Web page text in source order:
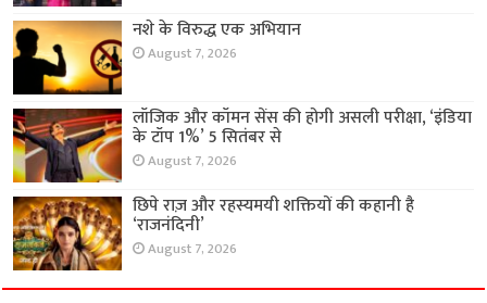
नशे के विरुद्ध एक अभियान
August 7, 2026
लॉजिक और कॉमन सेंस की होगी असली परीक्षा, ‘इंडिया
के टॉप 1%’ 5 सितंबर से
August 7, 2026
छिपे राज़ और रहस्यमयी शक्तियों की कहानी है
‘राजनंदिनी’
August 7, 2026